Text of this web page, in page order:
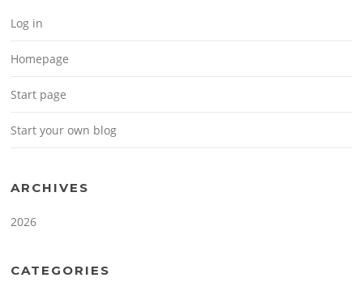
Log in
Homepage
Start page
Start your own blog
ARCHIVES
2026
CATEGORIES